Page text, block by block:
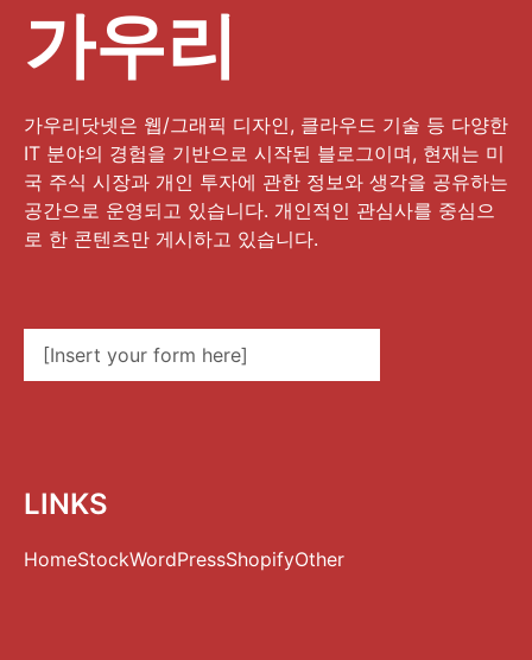
가우리
가우리닷넷은 웹/그래픽 디자인, 클라우드 기술 등 다양한
IT 분야의 경험을 기반으로 시작된 블로그이며, 현재는 미
국 주식 시장과 개인 투자에 관한 정보와 생각을 공유하는
공간으로 운영되고 있습니다. 개인적인 관심사를 중심으
로 한 콘텐츠만 게시하고 있습니다.
[Insert your form here]
LINKS
HomeStockWordPressShopifyOther